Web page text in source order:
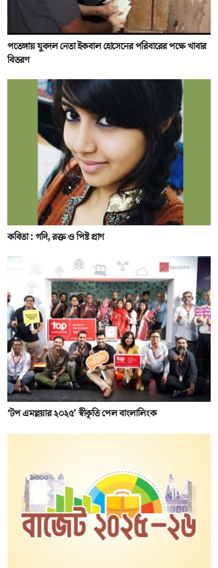
পতেঙ্গায় যুবদল নেতা ইকবাল হোসেনের পরিবারের পক্ষে খাবার
বিতরণ
কবিতা : গদি, রক্ত ও পিষ্ট প্রাণ
‘টপ এমপ্লয়ার ২০২৫’ স্বীকৃতি পেল বাংলালিংক